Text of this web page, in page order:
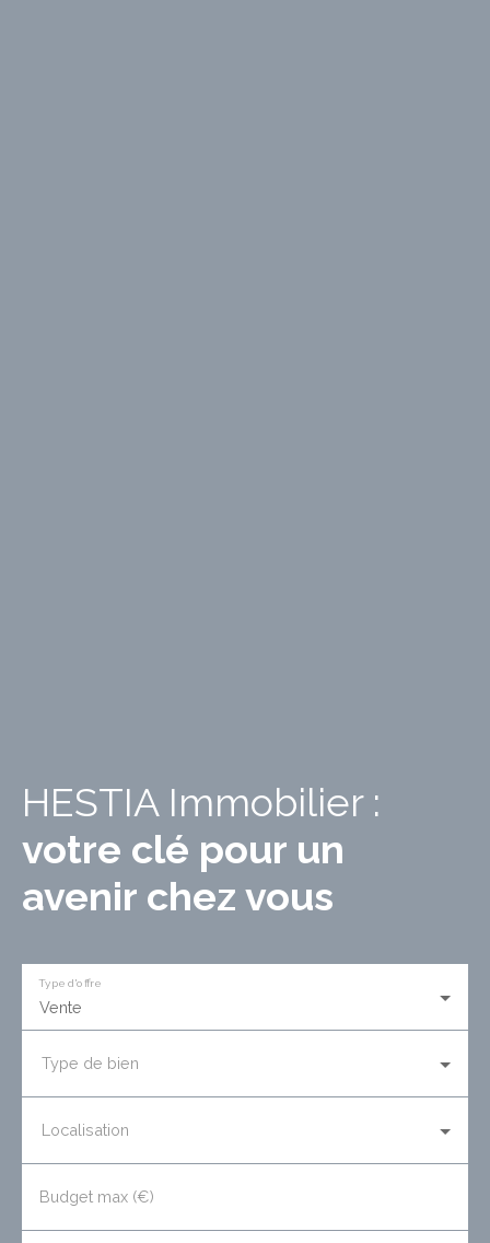
HESTIA Immobilier :
votre clé pour un
avenir chez vous
Vente
Type d'offre
Type de bien
Localisation
Budget max (€)